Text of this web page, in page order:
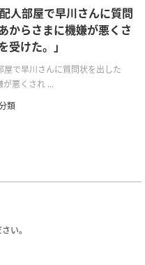
人部屋で早川さんに質問
からさまに機嫌が悪くさ
受けた。」
屋で早川さんに質問状を出した
が悪くされ ...
類
い。